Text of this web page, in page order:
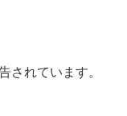
されています。